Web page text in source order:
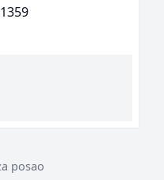
posao